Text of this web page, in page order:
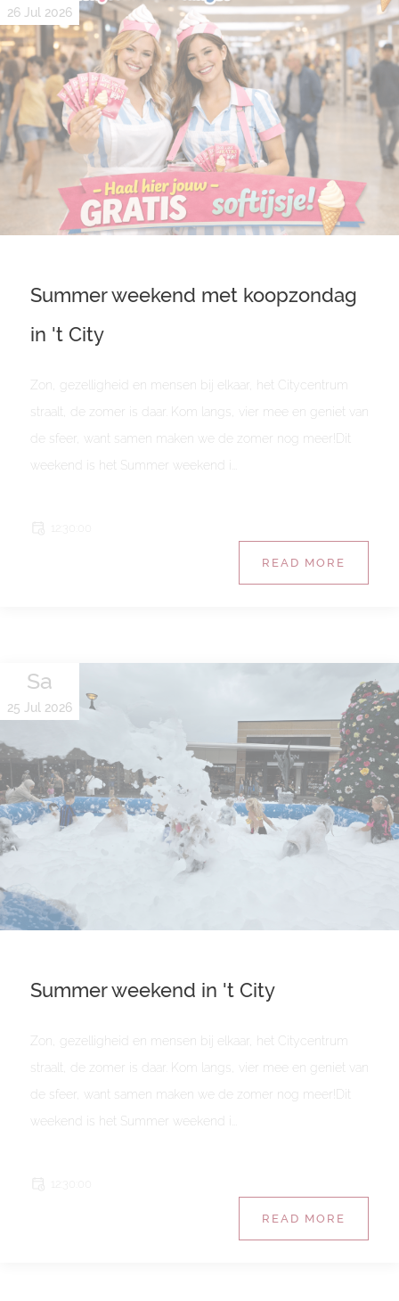
26 Jul 2026
Summer weekend met koopzondag
in 't City
Zon, gezelligheid en mensen bij elkaar, het Citycentrum
straalt, de zomer is daar. Kom langs, vier mee en geniet van
de sfeer, want samen maken we de zomer nog meer!Dit
weekend is het Summer weekend i...
READ MORE
Sa
25 Jul 2026
Summer weekend in 't City
Zon, gezelligheid en mensen bij elkaar, het Citycentrum
straalt, de zomer is daar. Kom langs, vier mee en geniet van
de sfeer, want samen maken we de zomer nog meer!Dit
weekend is het Summer weekend i...
READ MORE